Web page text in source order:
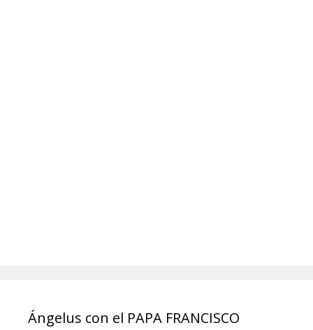
Ángelus con el PAPA FRANCISCO